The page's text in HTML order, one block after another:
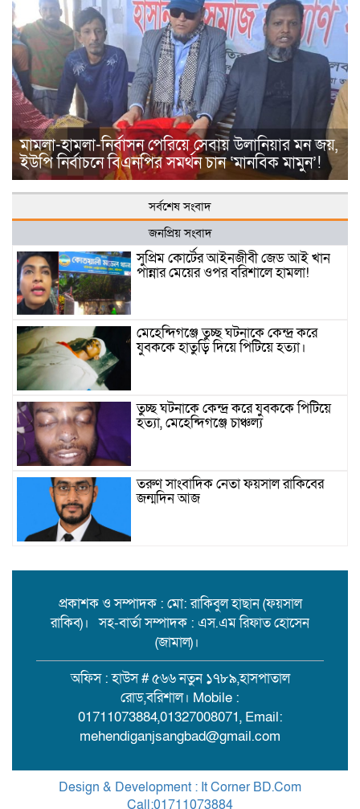
মামলা-হামলা-নির্বাসন পেরিয়ে সেবায় উলানিয়ার মন জয়,
ইউপি নির্বাচনে বিএনপির সমর্থন চান ‘মানবিক মামুন’!
সর্বশেষ সংবাদ
জনপ্রিয় সংবাদ
সুপ্রিম কোর্টের আইনজীবী জেড আই খান
পান্নার মেয়ের ওপর বরিশালে হামলা!
মেহেন্দিগঞ্জে তুচ্ছ ঘটনাকে কেন্দ্র করে
যুবককে হাতুড়ি দিয়ে পিটিয়ে হত্যা।
তুচ্ছ ঘটনাকে কেন্দ্র করে যুবককে পিটিয়ে
হত্যা, মেহেন্দিগঞ্জে চাঞ্চল্য
তরুণ সাংবাদিক নেতা ফয়সাল রাকিবের
জন্মদিন আজ
মামলা-হামলা-নির্বাসন পেরিয়ে সেবায়
উলানিয়ার মন জয়, ইউপি নির্বাচনে
বিএনপির সমর্থন চান ‘মানবিক মামুন’!
বিয়ের দাওয়াত শেষে ফেরা হলো না:
মেহেন্দীগঞ্জে ট্রলার থেকে পড়ে কিশোর
নিখোঁজ
আন্তঃজেলা ডাকাত চক্রের সদস্য রাসেল
মিয়া গ্রেপ্তার
প্রকাশক ও সম্পাদক : মো: রাকিবুল হাছান (ফয়সাল
রাকিব)। সহ-বার্তা সম্পাদক : এস.এম রিফাত হোসেন
(জামাল)।
অফিস : হাউস # ৫৬৬ নতুন ১৭৮৯,হাসপাতাল
রোড,বরিশাল। Mobile :
01711073884,01327008071, Email:
mehendiganjsangbad@gmail.com
Design & Development : It Corner BD.Com
Call:01711073884